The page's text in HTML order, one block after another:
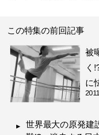
この特集の前回記事
被
く
に
世界最大の原発建